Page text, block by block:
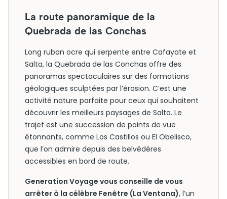
La route panoramique de la
Quebrada de las Conchas
Long ruban ocre qui serpente entre Cafayate et
Salta, la Quebrada de las Conchas offre des
panoramas spectaculaires sur des formations
géologiques sculptées par l’érosion. C’est une
activité nature parfaite pour ceux qui souhaitent
découvrir les meilleurs paysages de Salta. Le
trajet est une succession de points de vue
étonnants, comme Los Castillos ou El Obelisco,
que l’on admire depuis des belvédères
accessibles en bord de route.
Generation Voyage vous conseille de vous
arrêter à la célèbre Fenêtre (La Ventana), l’un